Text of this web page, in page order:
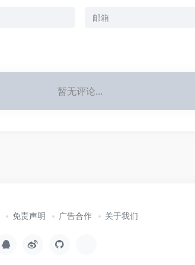
暂无评论...
免责声明 广告合作 关于我们